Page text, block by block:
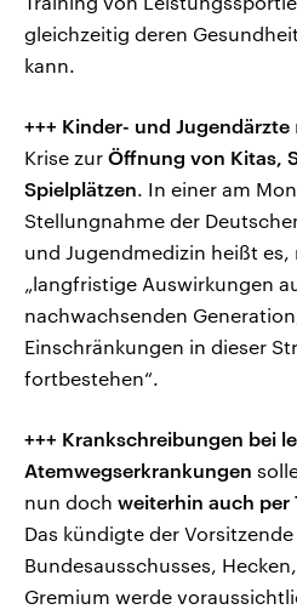
gleichzeitig deren
kann.
+++ Kinder- und Jugendärzte
Krise zur Öffnung von Kitas,
Spielplätzen. In einer am
Stellungnahme der
und Jugendmedizin heißt
„langfristige Auswirkungen
nachwachsenden
Einschränkungen in dieser
fortbestehen“.
+++ Krankschreibungen bei
Atemwegserkrankungen
nun doch weiterhin auch per
Das kündigte der
Bundesausschusses,
Gremium werde